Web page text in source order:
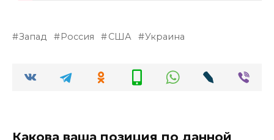
Запад Россия США Украина
Какова ваша позиция по данной